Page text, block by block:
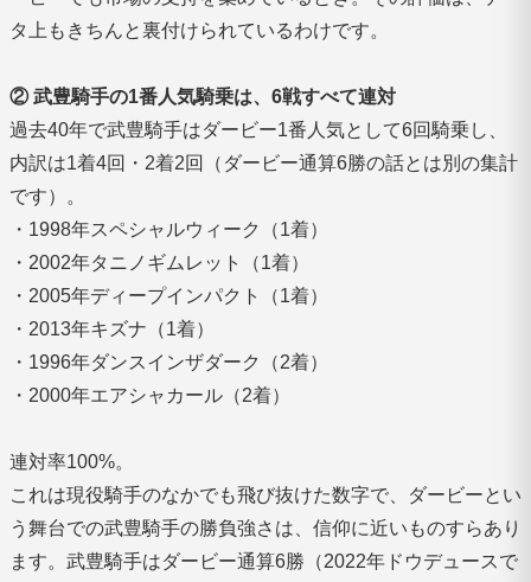
タ上もきちんと裏付けられているわけです。
② 武豊騎手の1番人気騎乗は、6戦すべて連対
過去40年で武豊騎手はダービー1番人気として6回騎乗し、
内訳は1着4回・2着2回（ダービー通算6勝の話とは別の集計
です）。
・1998年スペシャルウィーク（1着）
・2002年タニノギムレット（1着）
・2005年ディープインパクト（1着）
・2013年キズナ（1着）
・1996年ダンスインザダーク（2着）
・2000年エアシャカール（2着）
連対率100%。
これは現役騎手のなかでも飛び抜けた数字で、ダービーとい
う舞台での武豊騎手の勝負強さは、信仰に近いものすらあり
ます。武豊騎手はダービー通算6勝（2022年ドウデュースで